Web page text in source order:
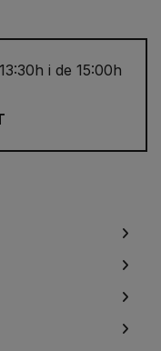
i de 15:00h